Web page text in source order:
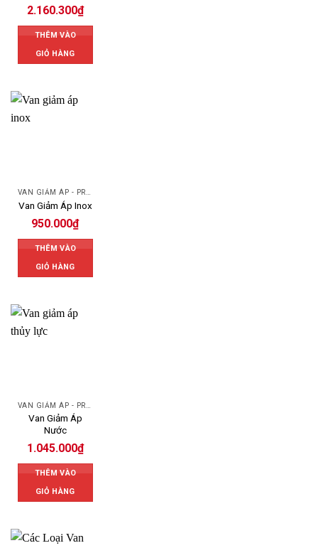
2.160.300₫
THÊM VÀO
GIỎ HÀNG
VAN GIẢM ÁP - PRESSURE REDUCING VALVE
Van Giảm Áp Inox
950.000₫
THÊM VÀO
GIỎ HÀNG
Van Giảm Áp
Nước
1.045.000₫
THÊM VÀO
GIỎ HÀNG